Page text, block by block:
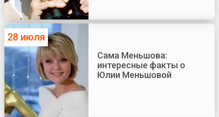
28 июля
Сама Меньшова:
интересные факты о
Юлии Меньшовой